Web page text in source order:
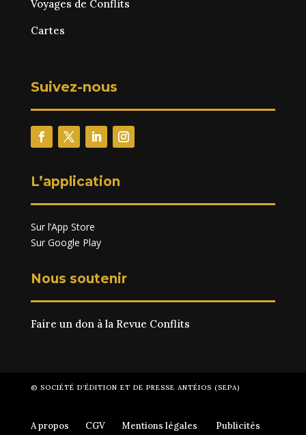
Voyages de Conflits
Cartes
Suivez-nous
L’application
Sur l’App Store
Sur Google Play
Nous soutenir
Faire un don à la Revue Conflits
© SOCIÉTÉ D’ÉDITION ET DE PRESSE ANTÉIOS (SEPA)
A propos CGV Mentions légales Publicités